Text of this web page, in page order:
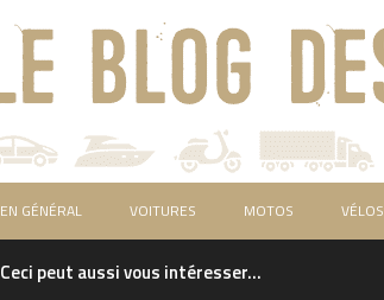
EN GÉNÉRAL VOITURES MOTOS VÉLOS
Ceci peut aussi vous intéresser...